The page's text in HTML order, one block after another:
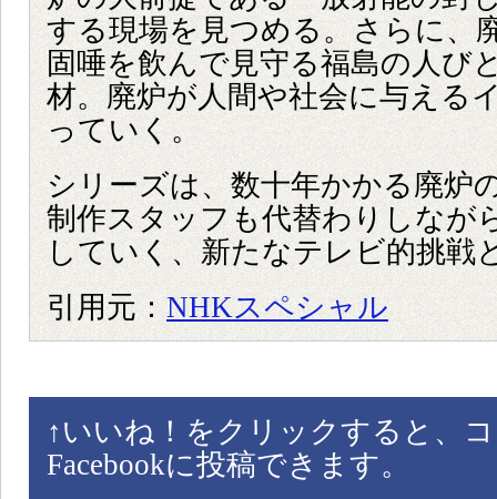
する現場を見つめる。さらに、
固唾を飲んで見守る福島の人び
材。廃炉が人間や社会に与える
っていく。
シリーズは、数十年かかる廃炉
制作スタッフも代替わりしなが
していく、新たなテレビ的挑戦
引用元： NHKスペシャル
↑ いいね！をクリックすると、
Facebookに投稿できます。